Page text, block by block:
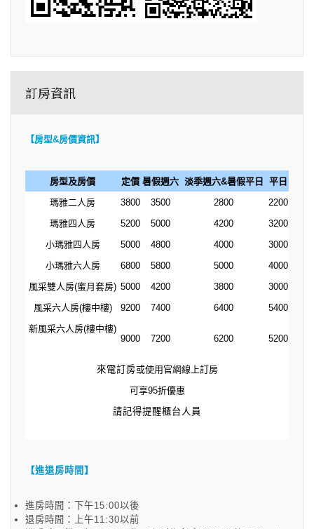
訂房資訊
【房型&房價資訊】
房型及房價 定價 暑假週六 淡季週六&暑假平日
平日
瑪雅二人房
3800 3500 2800
2200
瑪雅四人房
5200 5000 4200
3200
小瑪雅四人房
5000 4800 4000
3000
小瑪雅六人房
6800 5800 5000
4000
風采雙人房(蜜月套房) 5000 4200 3800
3000
風采六人房(樓中樓)
9200 7400 6400
5400
新風采六人房(樓中樓)
9000
7200 6200 5200
來電訂房或使用官網線上訂房
可享95折優惠
請記得提醒櫃台人員
【進退房時間】
進房時間：下午15:00以後
退房時間：上午11:30以前